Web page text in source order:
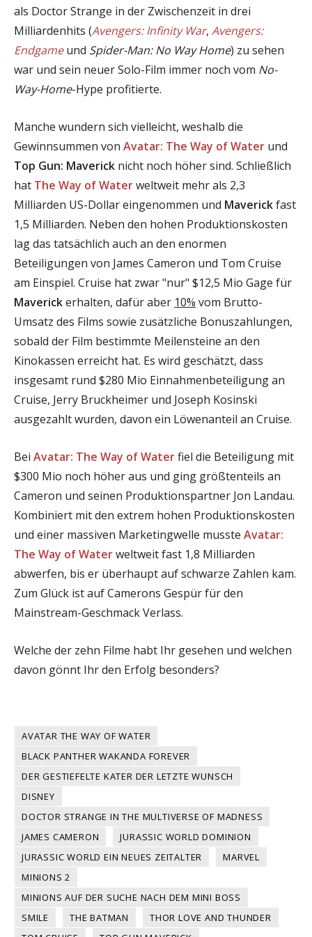
als Doctor Strange in der Zwischenzeit in drei
Milliardenhits (Avengers: Infinity War, Avengers:
Endgameund Spider-Man: No Way Home) zu sehen
war und sein neuer Solo-Film immer noch vom No-
Way-Home-Hype profitierte.
Manche wundern sich vielleicht, weshalb die
Gewinnsummen von Avatar: The Way of Water und
Top Gun: Maverick nicht noch höher sind. Schließlich
hat The Way of Waterweltweit mehr als 2,3
Milliarden US-Dollar eingenommen und Maverickfast
1,5 Milliarden. Neben den hohen Produktionskosten
lag das tatsächlich auch an den enormen
Beteiligungen von James Cameron und Tom Cruise
am Einspiel. Cruise hat zwar "nur" $12,5 Mio Gage für
Maverickerhalten, dafür aber 10% vom Brutto-
Umsatz des Films sowie zusätzliche Bonuszahlungen,
sobald der Film bestimmte Meilensteine an den
Kinokassen erreicht hat. Es wird geschätzt, dass
insgesamt rund $280 Mio Einnahmenbeteiligung an
Cruise, Jerry Bruckheimer und Joseph Kosinski
ausgezahlt wurden, davon ein Löwenanteil an Cruise.
Bei Avatar: The Way of Waterfiel die Beteiligung mit
$300 Mio noch höher aus und ging größtenteils an
Cameron und seinen Produktionspartner Jon Landau.
Kombiniert mit den extrem hohen Produktionskosten
und einer massiven Marketingwelle musste Avatar:
The Way of Waterweltweit fast 1,8 Milliarden
abwerfen, bis er überhaupt auf schwarze Zahlen kam.
Zum Glück ist auf Camerons Gespür für den
Mainstream-Geschmack Verlass.
Welche der zehn Filme habt Ihr gesehen und welchen
davon gönnt Ihr den Erfolg besonders?
AVATAR THE WAY OF WATER
BLACK PANTHER WAKANDA FOREVER
DER GESTIEFELTE KATER DER LETZTE WUNSCH
DISNEY
DOCTOR STRANGE IN THE MULTIVERSE OF MADNESS
JAMES CAMERON
JURASSIC WORLD DOMINION
JURASSIC WORLD EIN NEUES ZEITALTER
MARVEL
MINIONS 2
MINIONS AUF DER SUCHE NACH DEM MINI BOSS
SMILE
THE BATMAN
THOR LOVE AND THUNDER